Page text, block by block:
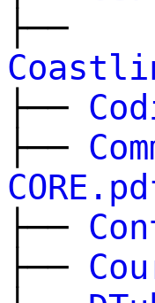
├──
├──
├──
├──
├──